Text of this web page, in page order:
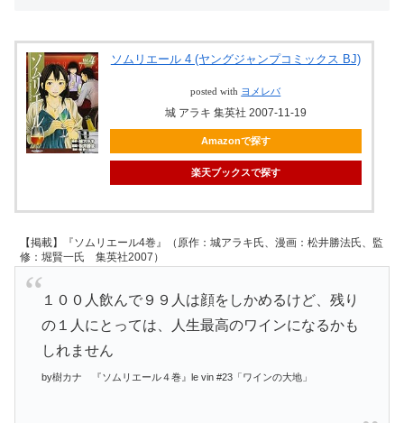
ソムリエール 4 (ヤングジャンプコミックス BJ)
posted with ヨメレバ
城 アラキ 集英社 2007-11-19
Amazonで探す
楽天ブックスで探す
【掲載】『ソムリエール4巻』（原作：城アラキ氏、漫画：松井勝法氏、監
修：堀賢一氏 集英社2007）
１００人飲んで９９人は顔をしかめるけど、残り
の１人にとっては、人生最高のワインになるかも
しれません
by樹カナ 『ソムリエール４巻』le vin #23「ワインの大地」